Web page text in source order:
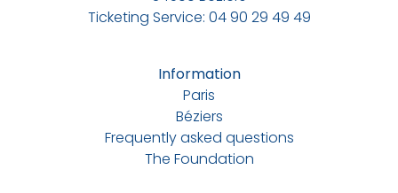
Ticketing Service: 04 90 29 49 49
Information
Paris
Béziers
Frequently asked questions
The Foundation